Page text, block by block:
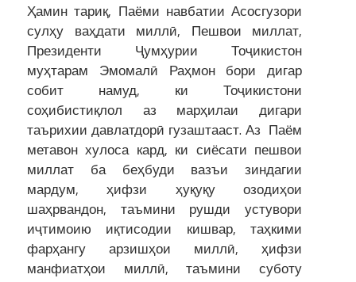
Ҳамин тариқ, Паёми навбатии Асосгузори
сулҳу ваҳдати миллӣ, Пешвои миллат,
Президенти Ҷумҳурии Тоҷикистон
муҳтарам Эмомалӣ Раҳмон бори дигар
собит намуд, ки Тоҷикистони
соҳибистиқлол аз марҳилаи дигари
таърихии давлатдорӣ гузаштааст. Аз Паём
метавон хулоса кард, ки сиёсати пешвои
миллат ба беҳбуди вазъи зиндагии
мардум, ҳифзи ҳуқуқу озодиҳои
шаҳрвандон, таъмини рушди устувори
иҷтимоию иқтисодии кишвар, таҳкими
фарҳангу арзишҳои миллӣ, ҳифзи
манфиатҳои миллӣ, таъмини суботу